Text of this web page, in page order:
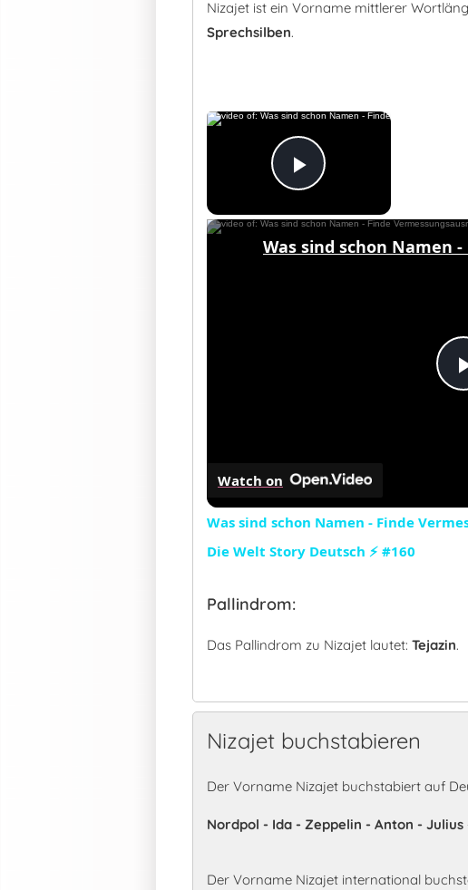
Nizajet ist ein Vorname mittlerer
Sprechsilben.
×
Play Video
Watch on
Was sind schon Namen - Finde
Die Welt Story Deutsch ⚡ #160
Pallindrom:
Das Pallindrom zu Nizajet lautet: Tejazin.
Nizajet buchstabieren
Der Vorname Nizajet buchstabiert auf
Nordpol - Ida - Zeppelin - Anton - Julius
Der Vorname Nizajet international